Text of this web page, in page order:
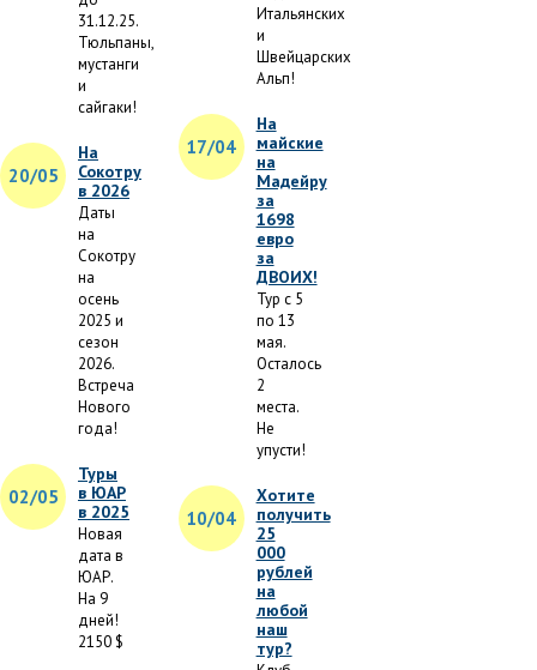
31.12.25.
Тюльпаны,
мустанги
и
сайгаки!
20/05
На
Сокотру
в 2026
Даты
на
Сокотру
на
осень
2025 и
сезон
2026.
Встреча
Нового
года!
02/05
Туры
в ЮАР
в 2025
Новая
дата в
ЮАР.
На 9
дней!
2150 $
Итальянских
и
Швейцарских
Альп!
17/04
На
майские
на
Мадейру
за
1698
евро
за
ДВОИХ!
Тур с 5
по 13
мая.
Осталось
2
места.
Не
упусти!
10/04
Хотите
получить
25
000
рублей
на
любой
наш
тур?